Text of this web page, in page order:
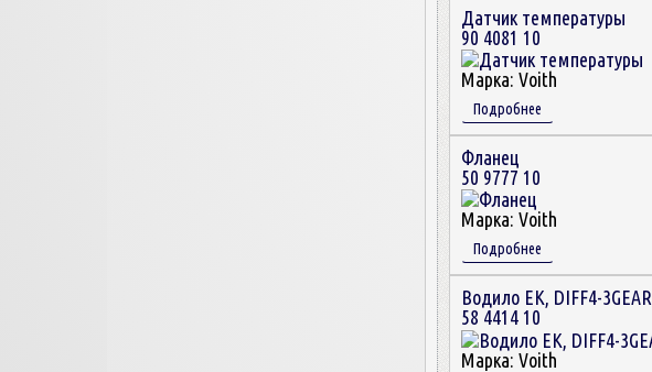
Датчик температуры
90 4081 10
Марка: Voith
Подробнее
Фланец
50 9777 10
Марка: Voith
Подробнее
Водило EK, DIFF4-3GEAR
58 4414 10
Марка: Voith